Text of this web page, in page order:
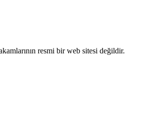
resmi bir web sitesi değildir.